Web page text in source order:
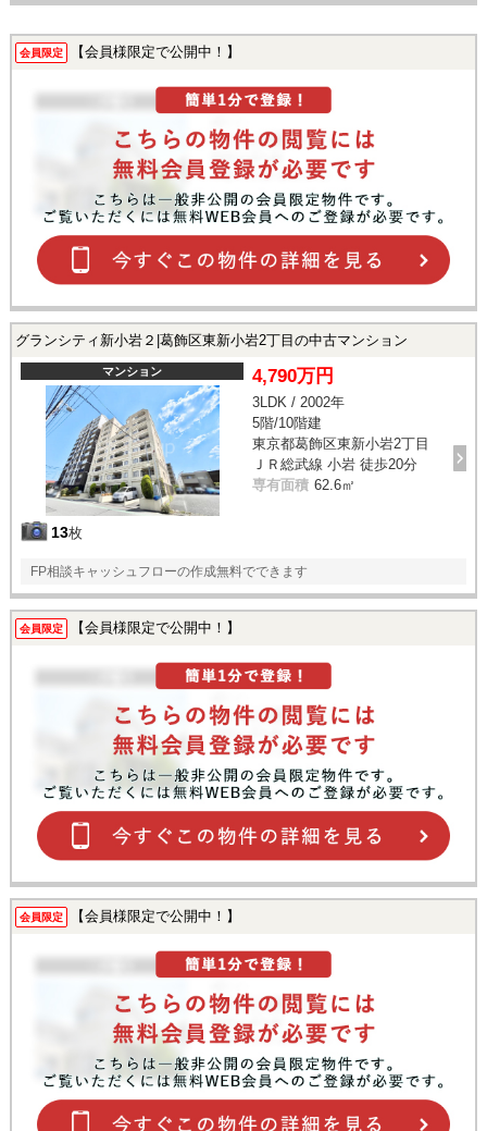
会員限定 【会員様限定で公開中！】
グランシティ新小岩２|葛飾区東新小岩2丁目の中古マンション
マンション
13枚
4,790万円
3LDK / 2002年
5階/10階建
東京都葛飾区東新小岩2丁目
ＪＲ総武線 小岩 徒歩20分
専有面積 62.6㎡
FP相談キャッシュフローの作成無料でできます
会員限定 【会員様限定で公開中！】
会員限定 【会員様限定で公開中！】